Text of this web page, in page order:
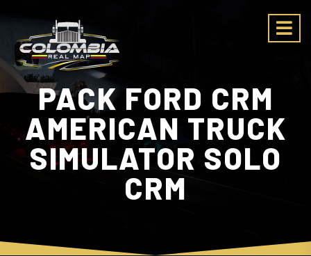
PACK FORD CRM
AMERICAN TRUCK
SIMULATOR SOLO
CRM